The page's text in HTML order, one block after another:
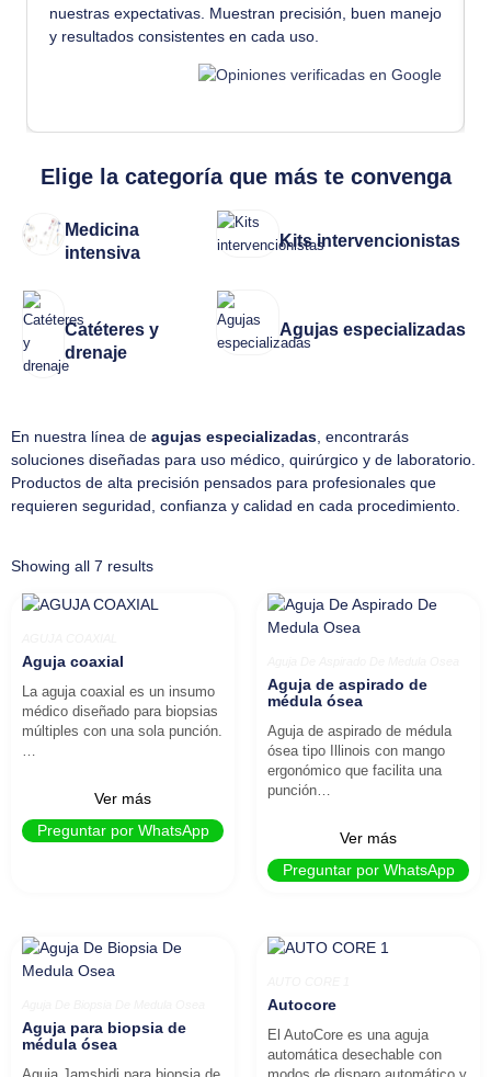
nuestras expectativas. Muestran precisión, buen manejo
y resultados consistentes en cada uso.
Elige la categoría que más te convenga
Medicina
intensiva
Kits intervencionistas
Catéteres y
drenaje
Agujas especializadas
En nuestra línea de agujas especializadas , encontrarás
soluciones diseñadas para uso médico, quirúrgico y de laboratorio.
Productos de alta precisión pensados para profesionales que
requieren seguridad, confianza y calidad en cada procedimiento.
Showing all 7 results
Aguja coaxial
La aguja coaxial es un insumo
médico diseñado para biopsias
múltiples con una sola punción.
…
Ver más
Preguntar por WhatsApp
Aguja de aspirado de
médula ósea
Aguja de aspirado de médula
ósea tipo Illinois con mango
ergonómico que facilita una
punción…
Ver más
Preguntar por WhatsApp
Aguja para biopsia de
médula ósea
Autocore
El AutoCore es una aguja
automática desechable con